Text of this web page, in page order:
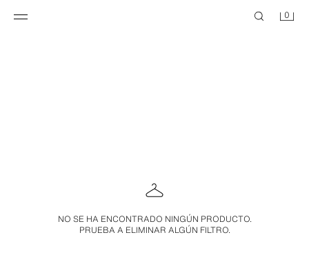
0
NO SE HA ENCONTRADO NINGÚN PRODUCTO.
PRUEBA A ELIMINAR ALGÚN FILTRO.